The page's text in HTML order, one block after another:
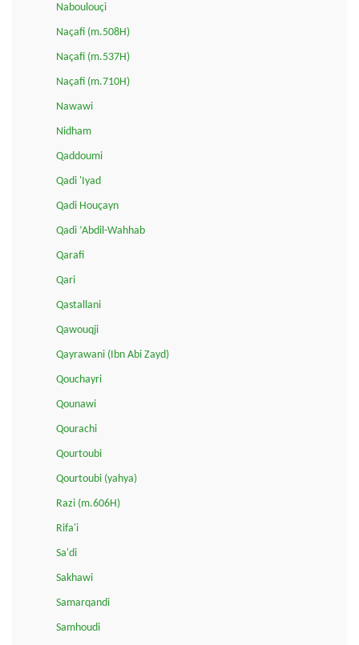
Naboulouçi
Naçafi (m.508H)
Naçafi (m.537H)
Naçafi (m.710H)
Nawawi
Nidham
Qaddoumi
Qadi 'Iyad
Qadi Houçayn
Qadi ‘Abdil-Wahhab
Qarafi
Qari
Qastallani
Qawouqji
Qayrawani (Ibn Abi Zayd)
Qouchayri
Qounawi
Qourachi
Qourtoubi
Qourtoubi (yahya)
Razi (m.606H)
Rifa'i
Sa'di
Sakhawi
Samarqandi
Samhoudi